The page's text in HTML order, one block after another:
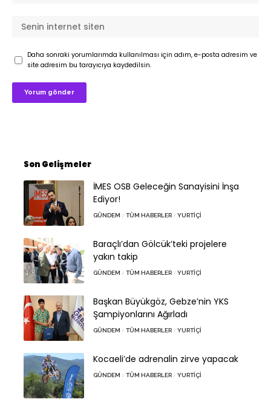
Daha sonraki yorumlarımda kullanılması için adım, e-posta adresim ve
site adresim bu tarayıcıya kaydedilsin.
Son Gelişmeler
İMES OSB Geleceğin Sanayisini İnşa
Ediyor!
GÜNDEM TÜM HABERLER YURTIÇI
Baraçlı’dan Gölcük’teki projelere
yakın takip
GÜNDEM TÜM HABERLER YURTIÇI
Başkan Büyükgöz, Gebze’nin YKS
Şampiyonlarını Ağırladı
GÜNDEM TÜM HABERLER YURTIÇI
Kocaeli’de adrenalin zirve yapacak
GÜNDEM TÜM HABERLER YURTIÇI